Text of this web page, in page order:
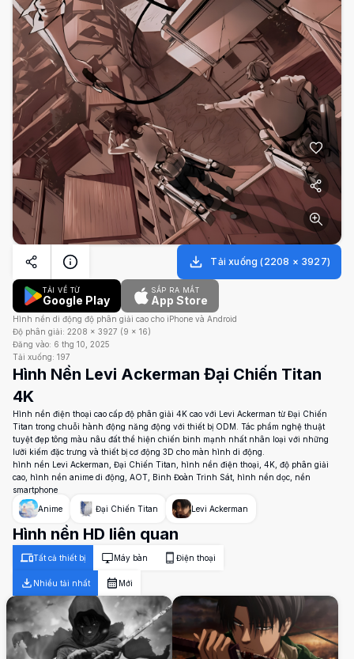
Tải xuống (2208 × 3927)
TẢI VỀ TỪ
Google Play
SẮP RA MẮT
App Store
Hình nền di động độ phân giải cao cho iPhone và Android
Độ phân giải: 2208 × 3927 (9 × 16)
Đăng vào: 6 thg 10, 2025
Tải xuống: 197
Hình Nền Levi Ackerman Đại Chiến Titan
4K
Hình nền điện thoại cao cấp độ phân giải 4K cao với Levi Ackerman từ Đại Chiến
Titan trong chuỗi hành động năng động với thiết bị ODM. Tác phẩm nghệ thuật
tuyệt đẹp tông màu nâu đất thể hiện chiến binh mạnh nhất nhân loại với những
lưỡi kiếm đặc trưng và thiết bị cơ động 3D cho màn hình di động.
hình nền Levi Ackerman, Đại Chiến Titan, hình nền điện thoại, 4K, độ phân giải
cao, hình nền anime di động, AOT, Binh Đoàn Trinh Sát, hình nền dọc, nền
smartphone
Anime
Đại Chiến Titan Levi Ackerman
Hình nền HD liên quan
Tất cả thiết bị Máy bàn Điện thoại
Nhiều tải nhất Mới